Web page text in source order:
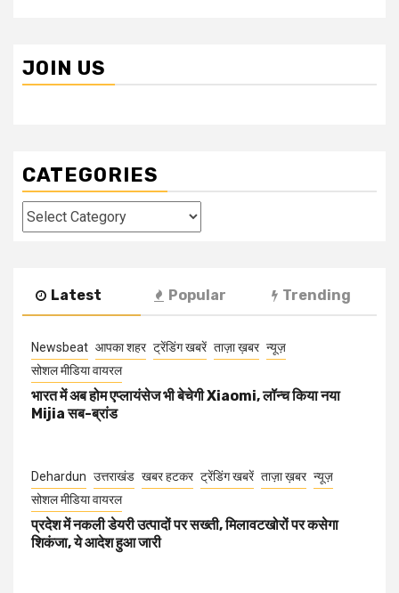
JOIN US
CATEGORIES
Categories
Latest Popular Trending
Newsbeat आपका शहर ट्रेंडिंग खबरें ताज़ा ख़बर न्यूज़
सोशल मीडिया वायरल
भारत में अब होम एप्लायंसेज भी बेचेगी Xiaomi, लॉन्च किया नया
Mijia सब-ब्रांड
Dehardun उत्तराखंड खबर हटकर ट्रेंडिंग खबरें ताज़ा ख़बर न्यूज़
सोशल मीडिया वायरल
प्रदेश में नकली डेयरी उत्पादों पर सख्ती, मिलावटखोरों पर कसेगा
शिकंजा, ये आदेश हुआ जारी